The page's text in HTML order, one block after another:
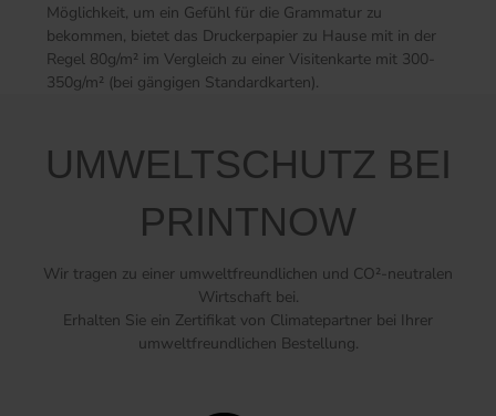
Möglichkeit, um ein Gefühl für die Grammatur zu
bekommen, bietet das Druckerpapier zu Hause mit in der
Regel 80g/m² im Vergleich zu einer Visitenkarte mit 300-
350g/m² (bei gängigen Standardkarten).
UMWELTSCHUTZ BEI
PRINTNOW
Wir tragen zu einer umweltfreundlichen und CO²-neutralen
Wirtschaft bei.
Erhalten Sie ein Zertifikat von Climatepartner bei Ihrer
umweltfreundlichen Bestellung.